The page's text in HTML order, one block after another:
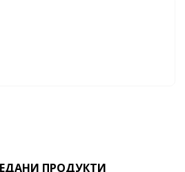
ПРОДУКТИ